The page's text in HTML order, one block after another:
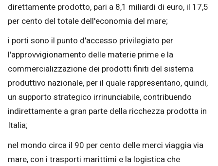
direttamente prodotto, pari a 8,1 miliardi di euro, il 17,5
per cento del totale dell'economia del mare;
i porti sono il punto d'accesso privilegiato per
l'approvvigionamento delle materie prime e la
commercializzazione dei prodotti finiti del sistema
produttivo nazionale, per il quale rappresentano, quindi,
un supporto strategico irrinunciabile, contribuendo
indirettamente a gran parte della ricchezza prodotta in
Italia;
nel mondo circa il 90 per cento delle merci viaggia via
mare, con i trasporti marittimi e la logistica che